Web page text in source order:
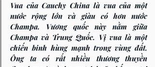
Vua của Cauchy China là vua của một
nước rộng lớn và giàu có hơn nước
Champa. Vương quốc này nằm giữa
Champa và Trung Quốc. Vị vua là một
chiến binh hùng mạnh trong vùng đất.
Ông ta có rất nhiều thương thuyền